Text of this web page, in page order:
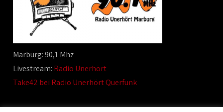
Marburg: 90,1 Mhz
Livestream: Radio Unerhört
Take42 bei Radio Unerhört Querfunk